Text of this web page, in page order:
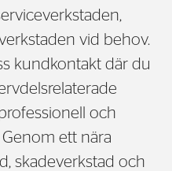
vid behov.
kundkontakt där du
och
ett nära
skadeverkstad och